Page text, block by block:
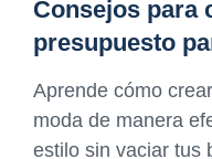
Consejos para
presupuesto
Aprende cómo
moda de manera
estilo sin vaciar tus